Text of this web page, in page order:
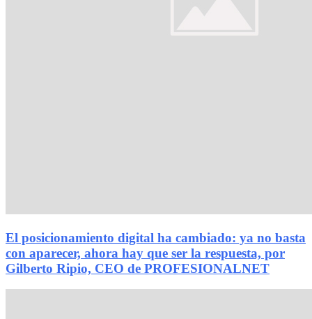
El posicionamiento digital ha cambiado: ya no basta
con aparecer, ahora hay que ser la respuesta, por
Gilberto Ripio, CEO de PROFESIONALNET